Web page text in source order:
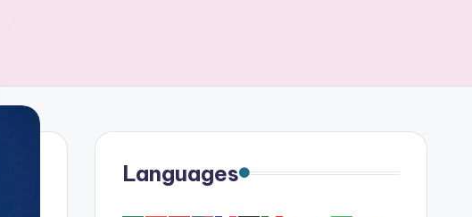
Languages